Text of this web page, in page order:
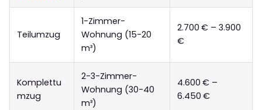
Teilumzug
1-Zimmer-
Wohnung (15-20
m³)
2.700 € – 3.900
€
Komplettu
mzug
2-3-Zimmer-
Wohnung (30-40
m³)
4.600 € –
6.450 €